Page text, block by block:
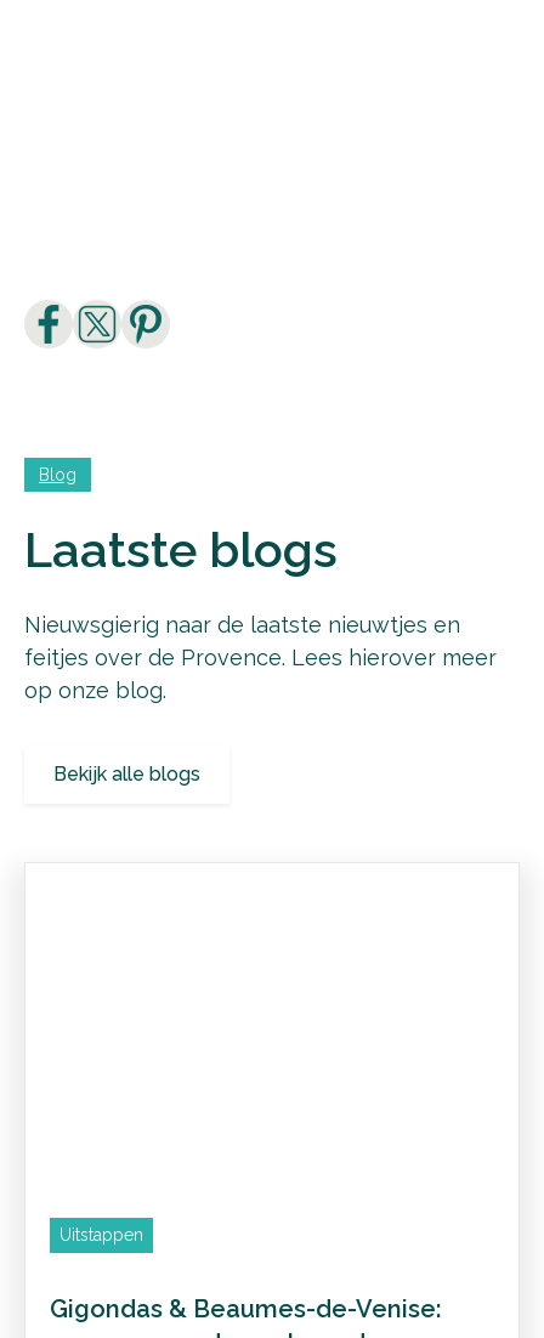
Blog
Laatste blogs
Nieuwsgierig naar de laatste nieuwtjes en
feitjes over de Provence. Lees hierover meer
op onze blog.
Bekijk alle blogs
Uitstappen
Gigondas & Beaumes-de-Venise: